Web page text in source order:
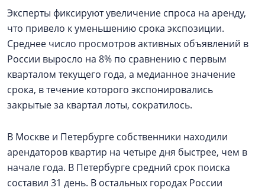
Эксперты фиксируют увеличение спроса на аренду,
что привело к уменьшению срока экспозиции.
Среднее число просмотров активных объявлений в
России выросло на 8% по сравнению с первым
кварталом текущего года, а медианное значение
срока, в течение которого экспонировались
закрытые за квартал лоты, сократилось.
В Москве и Петербурге собственники находили
арендаторов квартир на четыре дня быстрее, чем в
начале года. В Петербурге средний срок поиска
составил 31 день. В остальных городах России